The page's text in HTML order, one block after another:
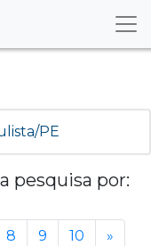
PE
pesquisa por:
8 9 10 »